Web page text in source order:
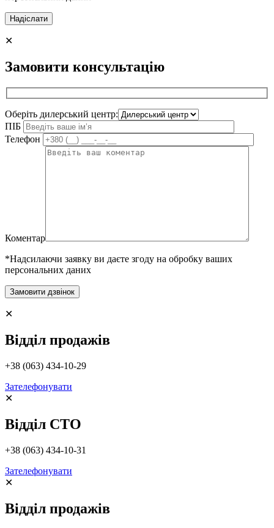
✕
Замовити консультацію
Оберіть дилерський центр:
ПІБ
Телефон
Коментар
*Надсилаючи заявку ви даєте згоду на обробку ваших
персональних даних
✕
Відділ продажів
+38 (063) 434-10-29
Зателефонувати
✕
Відділ СТО
+38 (063) 434-10-31
Зателефонувати
✕
Відділ продажів